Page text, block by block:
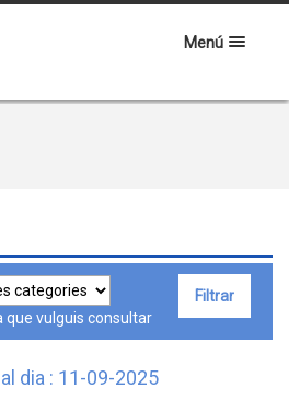
Menú
que vulguis consultar
dia : 11-09-2025